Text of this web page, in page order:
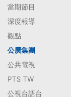
當期節目
深度報導
觀點
公廣集團
公共電視
PTS TW
公視台語台